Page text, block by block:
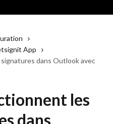
App
dans Outlook avec
les
dans